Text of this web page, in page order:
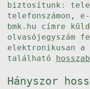
biztosítunk:
telefonszámon,
bmk.hu címre
olvasójegyszám
elektronikusan a
található
Hányszor